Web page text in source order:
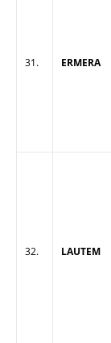
31. ERMERA
32. LAUTEM